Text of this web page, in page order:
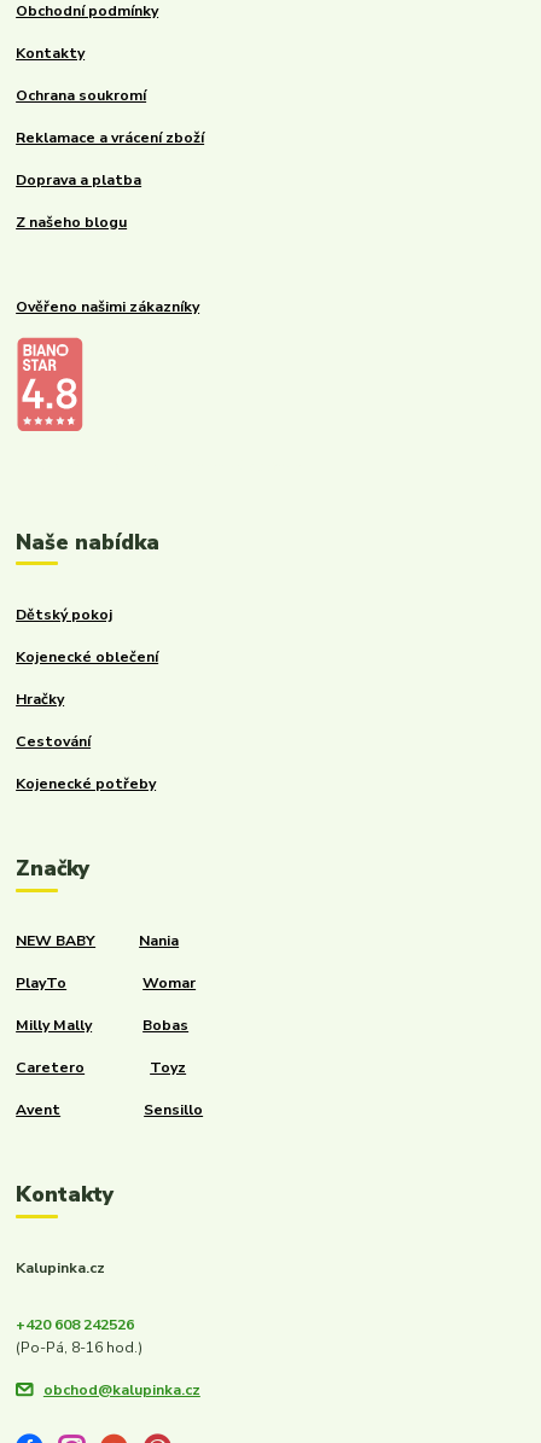
Obchodní podmínky
Kontakty
Ochrana soukromí
Reklamace a vrácení zboží
Doprava a platba
Z našeho blogu
Ověřeno našimi zákazníky
Naše nabídka
Dětský pokoj
Kojenecké oblečení
Hračky
Cestování
Kojenecké potřeby
Značky
NEW BABY Nania
PlayTo Womar
Milly Mally Bobas
Caretero Toyz
Avent Sensillo
Kontakty
Kalupinka.cz
+420 608 242526
(Po-Pá, 8-16 hod.)
obchod@kalupinka.cz